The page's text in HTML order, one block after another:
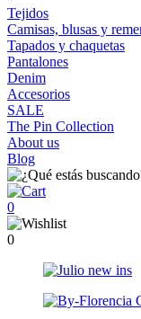
Tejidos
Camisas, blusas y
Tapados y chaquetas
Pantalones
Denim
Accesorios
SALE
The Pin Collection
About us
Blog
0
0